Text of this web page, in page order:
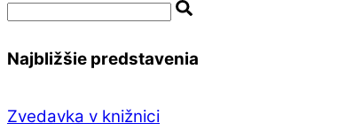
Najbližšie predstavenia
Zvedavka v knižnici